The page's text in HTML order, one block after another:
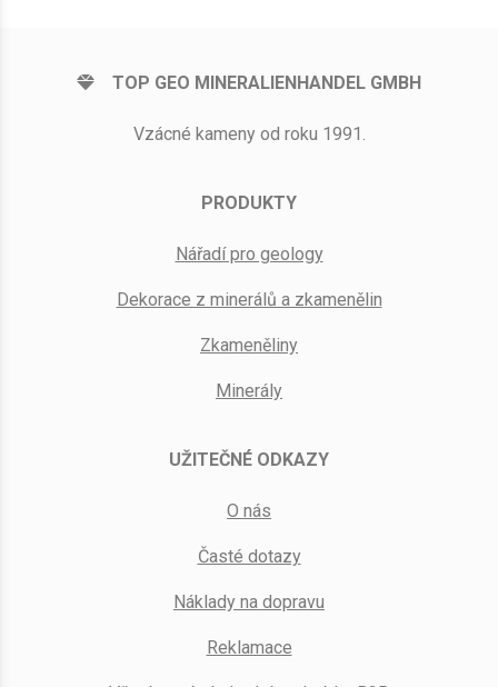
TOP GEO MINERALIENHANDEL GMBH
Vzácné kameny od roku 1991.
PRODUKTY
Nářadí pro geology
Dekorace z minerálů a zkamenělin
Zkameněliny
Minerály
UŽITEČNÉ ODKAZY
O nás
Časté dotazy
Náklady na dopravu
Reklamace